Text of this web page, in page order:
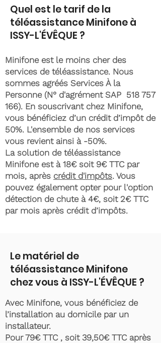
Quel est le tarif de la
téléassistance Minifone à
ISSY-L'ÉVÊQUE ?
Minifone est le moins cher des
services de téléassistance. Nous
sommes agréés Services À la
Personne (N° d'agrément SAP 518 757
166). En souscrivant chez Minifone,
vous bénéficiez d’un crédit d’impôt de
50%. L'ensemble de nos services
vous revient ainsi à -50%.
La solution de téléassistance
Minifone est à 18€ soit 9€ TTC par
mois, après crédit d'impôts. Vous
pouvez également opter pour l'option
détection de chute à 4€, soit 2€ TTC
par mois après crédit d’impôts.
Le matériel de
téléassistance Minifone
chez vous à ISSY-L'ÉVÊQUE ?
Avec Minifone, vous bénéficiez de
l’installation au domicile par un
installateur.
Pour 79€ TTC , soit 39,50€ TTC après